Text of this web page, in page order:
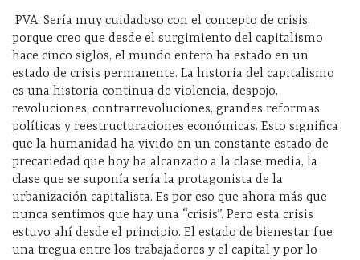
PVA: Sería muy cuidadoso con el concepto de crisis,
porque creo que desde el surgimiento del capitalismo
hace cinco siglos, el mundo entero ha estado en un
estado de crisis permanente. La historia del capitalismo
es una historia continua de violencia, despojo,
revoluciones, contrarrevoluciones, grandes reformas
políticas y reestructuraciones económicas. Esto significa
que la humanidad ha vivido en un constante estado de
precariedad que hoy ha alcanzado a la clase media, la
clase que se suponía sería la protagonista de la
urbanización capitalista. Es por eso que ahora más que
nunca sentimos que hay una “crisis”. Pero esta crisis
estuvo ahí desde el principio. El estado de bienestar fue
una tregua entre los trabajadores y el capital y por lo